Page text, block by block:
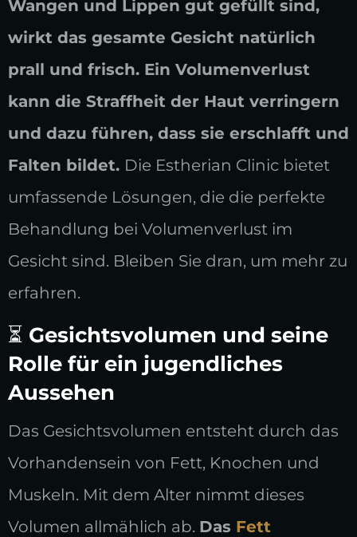
Wangen und Lippen gut gefüllt sind,
wirkt das gesamte Gesicht natürlich
prall und frisch. Ein Volumenverlust
kann die Straffheit der Haut verringern
und dazu führen, dass sie erschlafft und
Falten bildet. Die Estherian Clinic bietet
umfassende Lösungen, die die perfekte
Behandlung bei Volumenverlust im
Gesicht sind. Bleiben Sie dran, um mehr zu
erfahren.
⏳ Gesichtsvolumen und seine
Rolle für ein jugendliches
Aussehen
Das Gesichtsvolumen entsteht durch das
Vorhandensein von Fett, Knochen und
Muskeln. Mit dem Alter nimmt dieses
Volumen allmählich ab. Das Fett